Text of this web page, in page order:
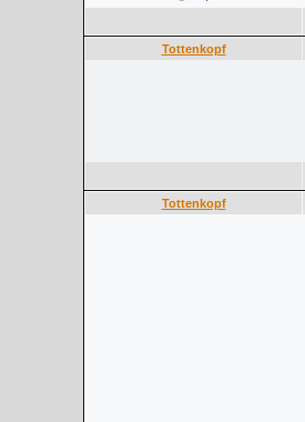
Tottenkopf
Tottenkopf